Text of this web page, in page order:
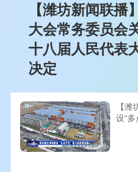
【潍坊新闻联播
大会常务委员会
十八届人民代表
决定
【
设“